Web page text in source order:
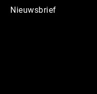
Nieuwsbrief